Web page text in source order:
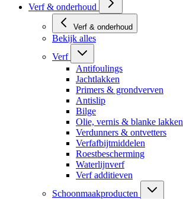
Verf & onderhoud
Verf & onderhoud
Bekijk alles
Verf
Antifoulings
Jachtlakken
Primers & grondverven
Antislip
Bilge
Olie, vernis & blanke lakken
Verdunners & ontvetters
Verfafbijtmiddelen
Roestbescherming
Waterlijnverf
Verf additieven
Schoonmaakproducten